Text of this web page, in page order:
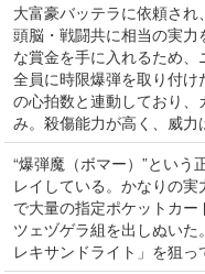
大富豪バッテラに依頼さ
頭脳・戦闘共に相当の実
な賞金を手に入れるため
全員に時限爆弾を取り付け
の心拍数と連動しており
み。殺傷能力が高く、威
“爆弾魔（ボマー）”とい
レイしている。かなりの
で大量の指定ポケットカ
ツェヅゲラ組を出しぬい
レキサンドライト」を狙